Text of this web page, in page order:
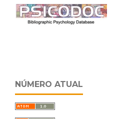
NÚMERO ATUAL